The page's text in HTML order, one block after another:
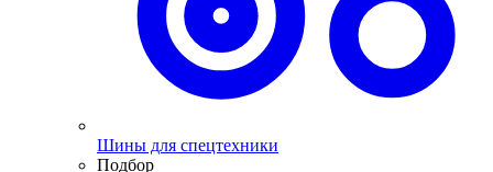
Шины для спецтехники
Подбор